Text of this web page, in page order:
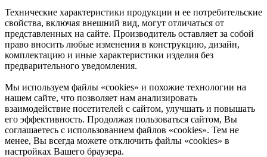
Технические характеристики продукции и ее потребительские
свойства, включая внешний вид, могут отличаться от
представленных на сайте. Производитель оставляет за собой
право вносить любые изменения в конструкцию, дизайн,
комплектацию и иные характеристики изделия без
предварительного уведомления.
Мы используем файлы «cookies» и похожие технологии на
нашем сайте, что позволяет нам анализировать
взаимодействие посетителей с сайтом, улучшать и повышать
его эффективность. Продолжая пользоваться сайтом, Вы
соглашаетесь с использованием файлов «cookies». Тем не
менее, Вы всегда можете отключить файлы «cookies» в
настройках Вашего браузера.